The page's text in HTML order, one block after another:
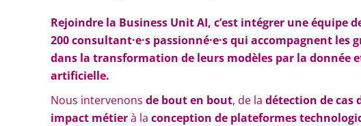
Rejoindre la Business Unit AI, c’est intégrer une équipe
200 consultant·e·s passionné·e·s qui accompagnent les
dans la transformation de leurs modèles par la donnée
artificielle.
Nous intervenons de bout en bout, de la détection de cas
impact métierà la conception de plateformes